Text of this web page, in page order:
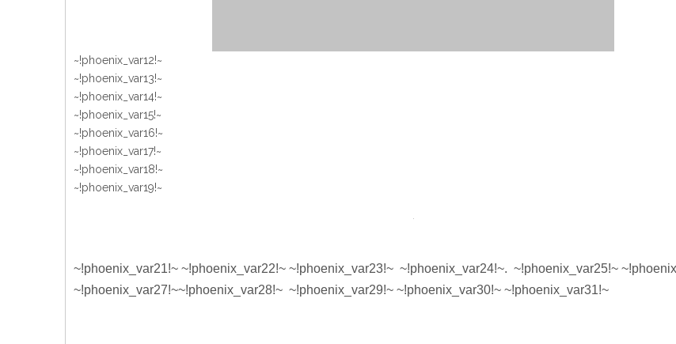
~!phoenix_var12!~
~!phoenix_var13!~
~!phoenix_var14!~
~!phoenix_var15!~
~!phoenix_var16!~
~!phoenix_var17!~
~!phoenix_var18!~
~!phoenix_var19!~
~!phoenix_var21!~ ~!phoenix_var22!~ ~!phoenix_var23!~ ~!phoenix_var24!~. ~!phoenix_var25!~
~!phoenix_var27!~~!phoenix_var28!~ ~!phoenix_var29!~ ~!phoenix_var30!~ ~!phoenix_var31!~